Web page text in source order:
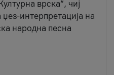
врска“, чиј
интерпретација на
народна песна